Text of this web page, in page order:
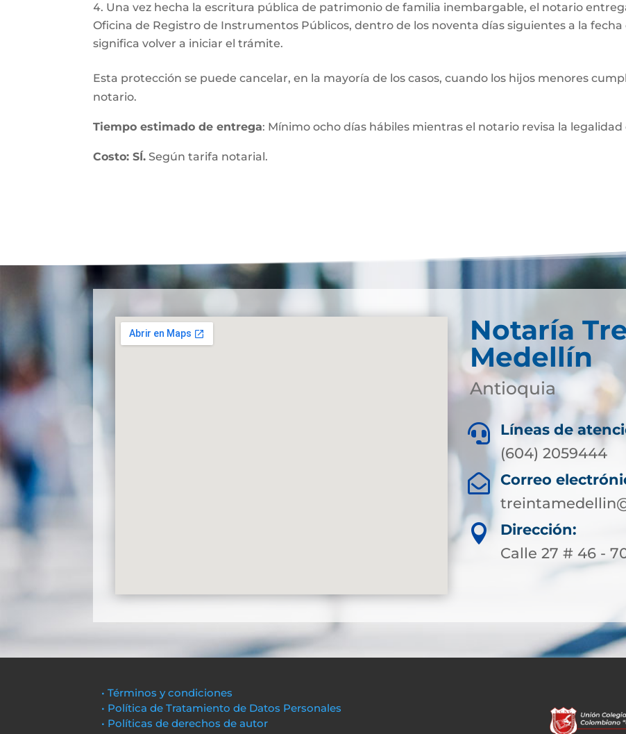
Una vez hecha la escritura pública de patrimonio de familia inembargable, el notario
Oficina de Registro de Instrumentos Públicos, dentro de los noventa días siguientes a la fecha
significa volver a iniciar el trámite.
Esta protección se puede cancelar, en la mayoría de los casos, cuando los hijos menores
notario.
Tiempo estimado de entrega: Mínimo ocho días hábiles mientras el notario revisa la
Costo: SÍ. Según tarifa notarial.
Notaría
Medellín
Antioquia

Líneas de
(604) 2059444

Correo

Dirección:
Calle 27 # 46 -
• Términos y condiciones
• Política de Tratamiento de Datos Personales
• Políticas de derechos de autor